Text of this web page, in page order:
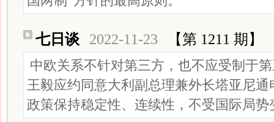
七日谈 2022-11-23 【第 1211 期】
中欧关系不针对第三方，也不应受制于
王毅应约同意大利副总理兼外长塔亚尼
政策保持稳定性、连续性，不受国际局势